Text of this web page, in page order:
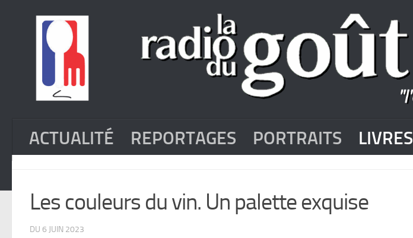
ACTUALITÉ REPORTAGES PORTRAITS LIVRES
Les couleurs du vin. Un palette exquise
DU 6 JUIN 2023